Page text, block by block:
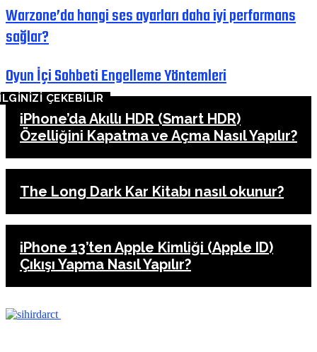
Warzone’da hangi ses ayarları daha iyi performans
sağlar?
Oyun İçi Sohbeti Engelleme Yöntemleri
ÇEKEBİLİR
iPhone’da Akıllı HDR (Smart HDR)
Özelliğini Kapatma ve Açma Nasıl Yapılır?
The Long Dark Kar Kitabı nasıl okunur?
iPhone 13’ten Apple Kimliği (Apple ID)
Çıkışı Yapma Nasıl Yapılır?